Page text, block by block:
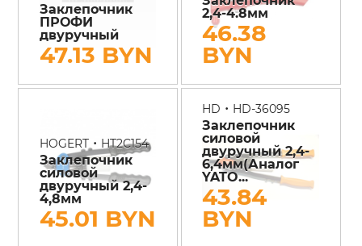
Заклепочник
ПРОФИ
двуручный
47.13 BYN
2,4-4.8мм
46.38
BYN
HOGERT• HT2C154
Заклепочник
силовой
двуручный 2,4-
4,8мм
45.01 BYN
HD • HD-36095
Заклепочник
силовой
двуручный 2,4-
6,4мм(Аналог
YATO...
43.84
BYN